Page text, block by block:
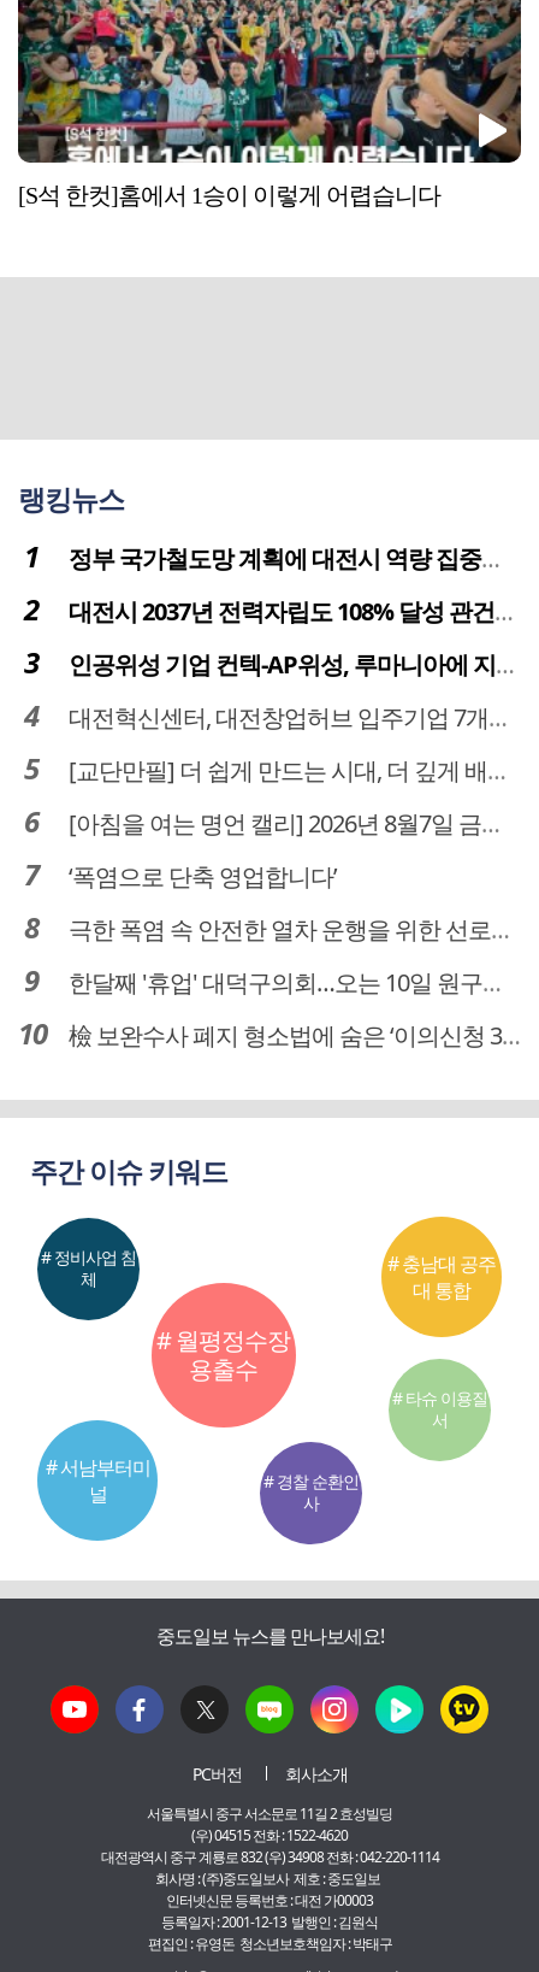
[S석 한컷]홈에서 1승이 이렇게 어렵습니다
랭킹뉴스
정부 국가철도망 계획에 대전시 역량 집중해야
대전시 2037년 전력자립도 108% 달성 관건은 '주민 수용성'
인공위성 기업 컨텍-AP위성, 루마니아에 지상국 시스템 전수
대전혁신센터, 대전창업허브 입주기업 7개사 모집
[교단만필] 더 쉽게 만드는 시대, 더 깊게 배우는 교육
[아침을 여는 명언 캘리] 2026년 8월7일 금요일
‘폭염으로 단축 영업합니다’
극한 폭염 속 안전한 열차 운행을 위한 선로관리
한달째 '휴업' 대덕구의회…오는 10일 원구성 다시 돌입
檢 보완수사 폐지 형소법에 숨은 ‘이의신청 3개월 제한’…황운하는 30일 추진
주간 이슈 키워드
# 월평정수장
용출수
# 서남부터미
널
# 충남대 공주
대 통합
# 정비사업 침
체
# 경찰 순환인
사
# 타슈 이용질
서
중도일보 뉴스를 만나보세요!
PC버전 회사소개
서울특별시 중구 서소문로 11길 2 효성빌딩
(우) 04515 전화 : 1522-4620
대전광역시 중구 계룡로 832 (우) 34908 전화 : 042-220-1114
회사명 : (주)중도일보사 제호 : 중도일보
인터넷신문 등록번호 : 대전 가00003
등록일자 : 2001-12-13 발행인 : 김원식
편집인 : 유영돈 청소년보호책임자 : 박태구